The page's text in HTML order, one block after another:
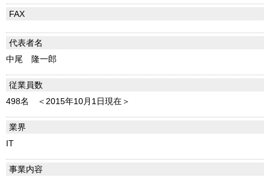
FAX
代表者名
中尾 隆一郎
従業員数
498名 ＜2015年10月1日現在＞
業界
IT
事業内容